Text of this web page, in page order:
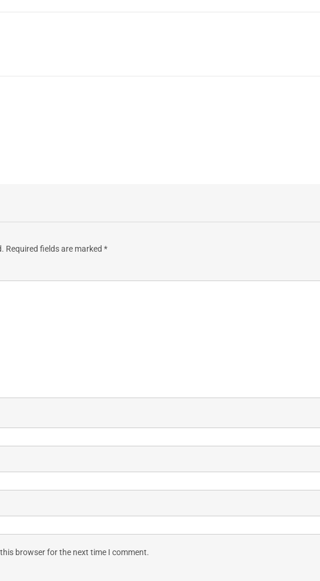
Required fields are marked *
browser for the next time I comment.